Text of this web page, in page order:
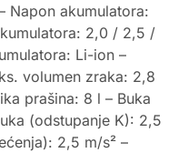
Napon akumulatora:
2,0 / 2,5 /
Li-ion –
volumen zraka: 2,8
prašina: 8 l – Buka
(odstupanje K): 2,5
2,5 m/s² –